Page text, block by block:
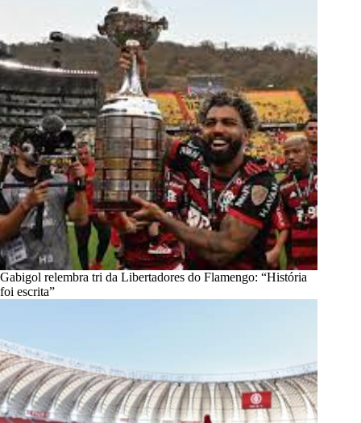
Gabigol relembra tri da Libertadores do Flamengo: “História
foi escrita”